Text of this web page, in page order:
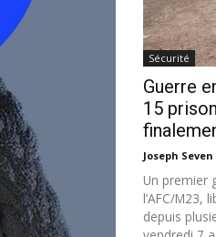
Sécurité
Guerre
15
Joseph Seven
Un premier
l’AFC/M23,
depuis